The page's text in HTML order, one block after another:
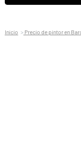
Inicio Precio de pintor en